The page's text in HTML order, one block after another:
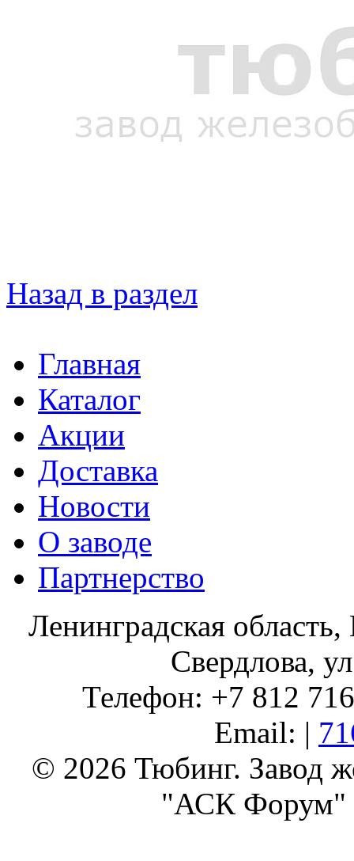
Назад в раздел
Главная
Каталог
Акции
Доставка
Новости
О заводе
Партнерство
Ленинградская
Свердлова,
Телефон: +7 812
Email: |
© 2026 Тюбинг. Завод
"АСК Форум"